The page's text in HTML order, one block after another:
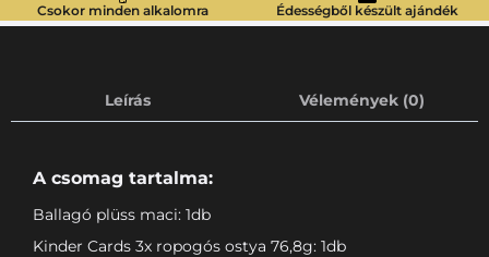
Csokor minden alkalomra Édességből készült ajándék
Leírás Vélemények (0)
A csomag tartalma:
Ballagó plüss maci: 1db
Kinder Cards 3x ropogós ostya 76,8g: 1db